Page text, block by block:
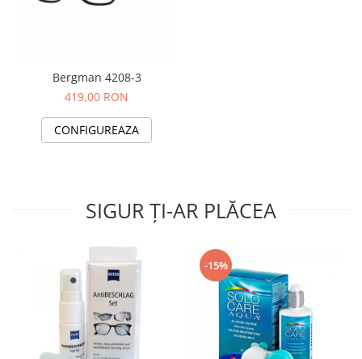
Bergman 4208-3
419,00 RON
CONFIGUREAZA
SIGUR ȚI-AR PLĂCEA
-15%